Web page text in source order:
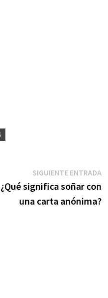
SIGUIENTE ENTRADA
¿Qué significa soñar con
una carta anónima?